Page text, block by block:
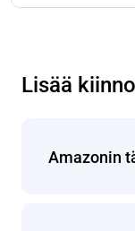
Lisää
Amazonin